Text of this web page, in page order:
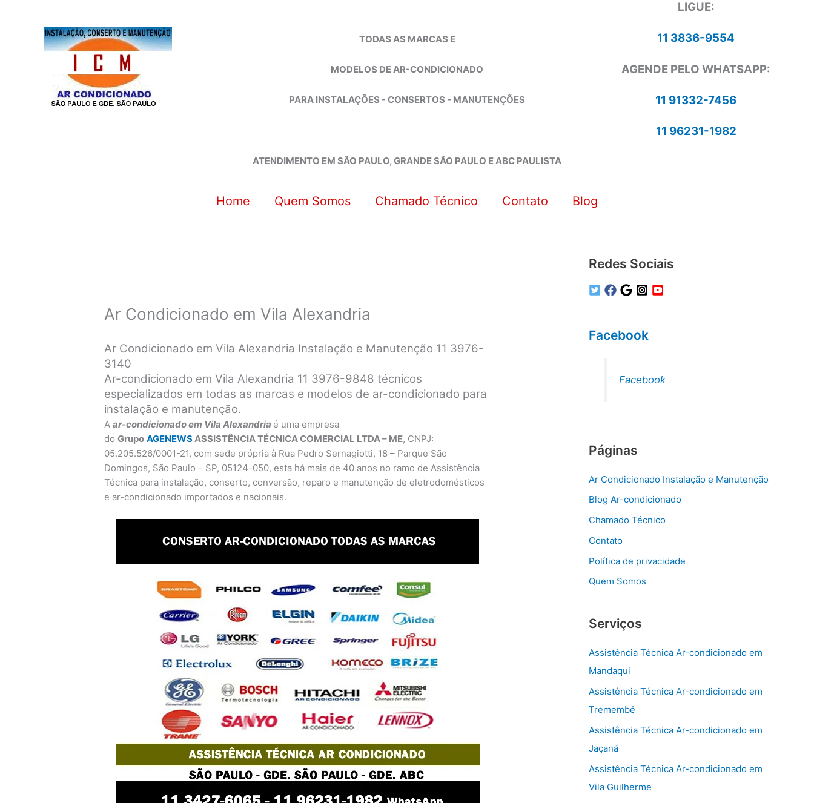
TODAS AS MARCAS E
MODELOS DE AR-CONDICIONADO
PARA INSTALAÇÕES - CONSERTOS - MANUTENÇÕES
LIGUE:
11 3836-9554
AGENDE PELO WHATSAPP:
11 91332-7456
11 96231-1982
ATENDIMENTO EM SÃO PAULO, GRANDE SÃO PAULO E ABC PAULISTA
Home Quem Somos Chamado Técnico Contato Blog
Ar Condicionado em Vila Alexandria
Ar Condicionado em Vila Alexandria Instalação e Manutenção 11 3976-
3140
Ar-condicionado em Vila Alexandria 11 3976-9848 técnicos
especializados em todas as marcas e modelos de ar-condicionado para
instalação e manutenção.
Aar-condicionado em Vila Alexandria é uma empresa
doGrupo AGENEWSASSISTÊNCIA TÉCNICA COMERCIAL LTDA – ME, CNPJ:
05.205.526/0001-21, com sede própria à Rua Pedro Sernagiotti, 18 – Parque São
Domingos, São Paulo – SP, 05124-050, esta há mais de 40 anos no ramo de Assistência
Técnica para instalação, conserto, conversão, reparo e manutenção de eletrodomésticos
e ar-condicionado importados e nacionais.
Redes Sociais
Facebook
Facebook
Páginas
Ar Condicionado Instalação e Manutenção
Blog Ar-condicionado
Chamado Técnico
Contato
Política de privacidade
Quem Somos
Serviços
Assistência Técnica Ar-condicionado em
Mandaqui
Assistência Técnica Ar-condicionado em
Tremembé
Assistência Técnica Ar-condicionado em
Jaçanã
Assistência Técnica Ar-condicionado em
Vila Guilherme